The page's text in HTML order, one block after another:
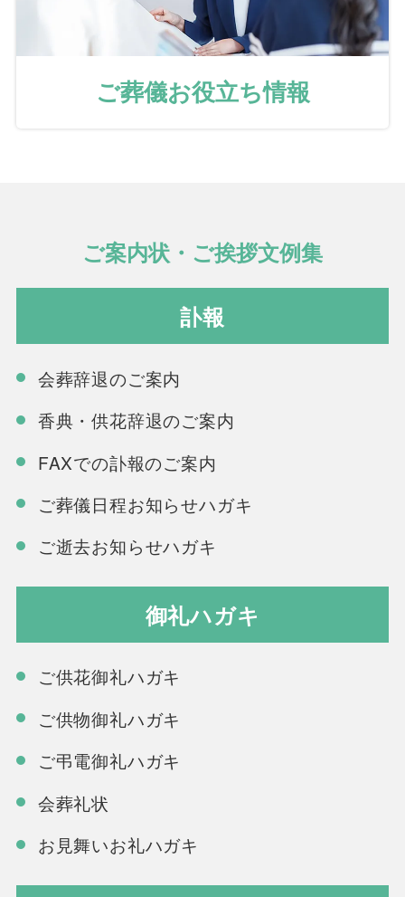
ご葬儀お役立ち情報
ご案内状・ご挨拶文例集
訃報
会葬辞退のご案内
香典・供花辞退のご案内
FAXでの訃報のご案内
ご葬儀日程お知らせハガキ
ご逝去お知らせハガキ
御礼ハガキ
ご供花御礼ハガキ
ご供物御礼ハガキ
ご弔電御礼ハガキ
会葬礼状
お見舞いお礼ハガキ